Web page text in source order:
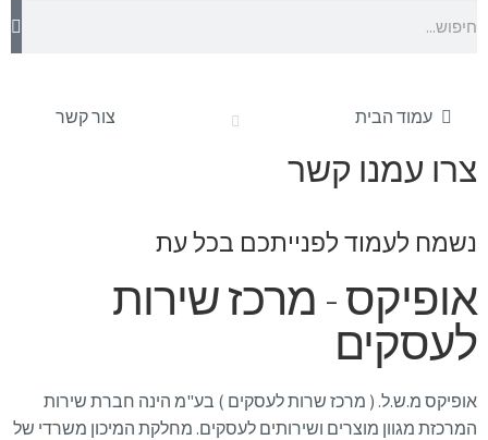
עמוד הבית צור קשר
צרו עמנו קשר
נשמח לעמוד לפנייתכם בכל עת
אופיקס - מרכז שירות
לעסקים
אופיקס מ.ש.ל. ( מרכז שרות לעסקים ) בע"מ הינה חברת שירות
המרכזת מגוון מוצרים ושירותים לעסקים. מחלקת המיכון משרדי של